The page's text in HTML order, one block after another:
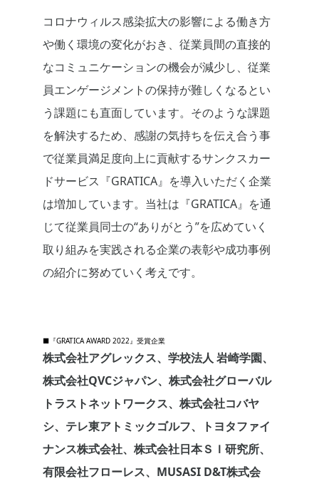
コロナウィルス感染拡大の影響による働き方
や働く環境の変化がおき、従業員間の直接的
なコミュニケーションの機会が減少し、従業
員エンゲージメントの保持が難しくなるとい
う課題にも直面しています。そのような課題
を解決するため、感謝の気持ちを伝え合う事
で従業員満足度向上に貢献するサンクスカー
ドサービス『GRATICA』を導入いただく企業
は増加しています。当社は『GRATICA』を通
じて従業員同士の“ありがとう”を広めていく
取り組みを実践される企業の表彰や成功事例
の紹介に努めていく考えです。
■『GRATICA AWARD 2022』受賞企業
株式会社アグレックス、学校法人 岩崎学園、
株式会社QVCジャパン、株式会社グローバル
トラストネットワークス、株式会社コバヤ
シ、テレ東アトミックゴルフ、トヨタファイ
ナンス株式会社、株式会社日本ＳＩ研究所、
有限会社フローレス、MUSASI D&T株式会